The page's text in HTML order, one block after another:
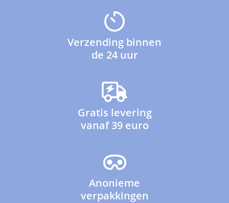
Verzending binnen
de 24 uur
Gratis levering
vanaf 39 euro
Anonieme
verpakkingen